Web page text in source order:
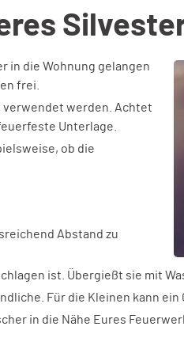
in die Wohnung gelangen
frei.
verwendet werden. Achtet
Unterlage.
ob die
Abstand zu
ist. Übergießt sie mit
Für die Kleinen kann ein
in die Nähe Eures